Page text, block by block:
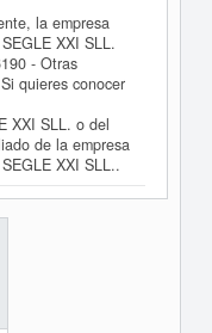
la empresa
XXI SLL.
- Otras
quieres conocer
XXI SLL. o del
de la empresa
XXI SLL..